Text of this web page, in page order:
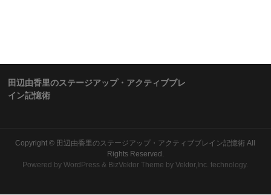
田辺由香里のステージアップ・アクティブブレ
イン記憶術
Copyright © 田辺由香里のステージアップ・アクティブブレイン記憶術 All
Rights Reserved.
Powered byWordPress & BizVektor Theme by Vektor,Inc. technology.